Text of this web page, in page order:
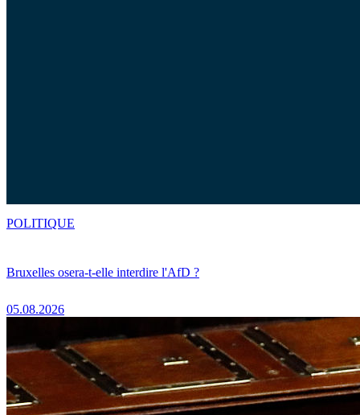
Bruxelles osera-t-elle interdire l'AfD ?
05.08.2026
POLITIQUE